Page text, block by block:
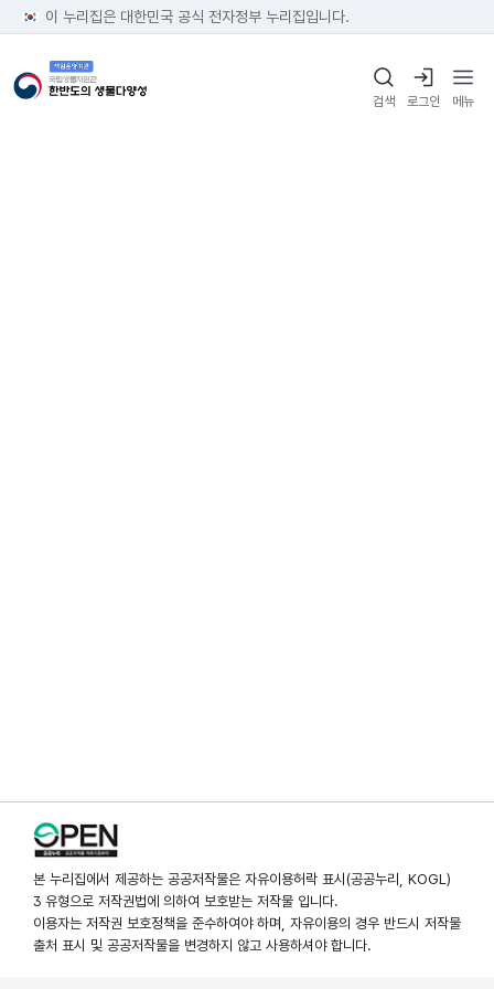
이 누리집은 대한민국 공식 전자정부 누리집입니다.
검색 로그인 메뉴
본 누리집에서 제공하는 공공저작물은 자유이용허락 표시(공공누리, KOGL)
3 유형으로 저작권법에 의하여 보호받는 저작물 입니다.
이용자는 저작권 보호정책을 준수하여야 하며, 자유이용의 경우 반드시 저작물
출처 표시 및 공공저작물을 변경하지 않고 사용하셔야 합니다.